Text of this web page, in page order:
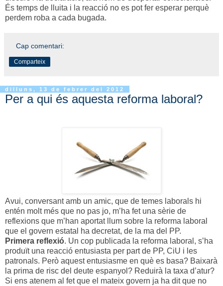
És temps de lluita i la reacció no es pot fer esperar perquè
perdem roba a cada bugada.
Cap comentari:
Comparteix
dilluns, 13 de febrer del 2012
Per a qui és aquesta reforma laboral?
Avui, conversant amb un amic, que de temes laborals hi
entén molt més que no pas jo, m’ha fet una sèrie de
reflexions que m’han aportat llum sobre la reforma laboral
que el govern estatal ha decretat, de la ma del PP.
Primera reflexió. Un cop publicada la reforma laboral, s’ha
produït una reacció entusiasta per part de PP, CiU i les
patronals. Però aquest entusiasme en què es basa? Baixarà
la prima de risc del deute espanyol? Reduirà la taxa d’atur?
Si ens atenem al fet que el mateix govern ja ha dit que no